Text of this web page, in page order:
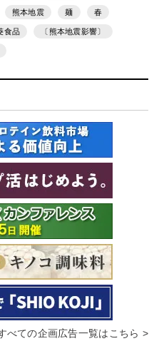
熊本地震 麺 春
食品 〔熊本地震影響〕
べての企画広告一覧はこちら >